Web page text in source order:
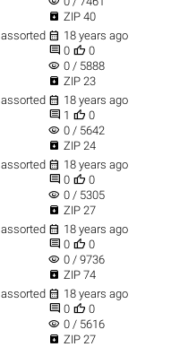
 ZIP 40
assorted  18 years ago
 0  0
visibility 0 / 5888
 ZIP 23
assorted  18 years ago
 1  0
visibility 0 / 5642
 ZIP 24
assorted  18 years ago
 0  0
visibility 0 / 5305
 ZIP 27
assorted  18 years ago
 0  0
visibility 0 / 9736
 ZIP 74
assorted  18 years ago
 0  0
visibility 0 / 5616
 ZIP 27